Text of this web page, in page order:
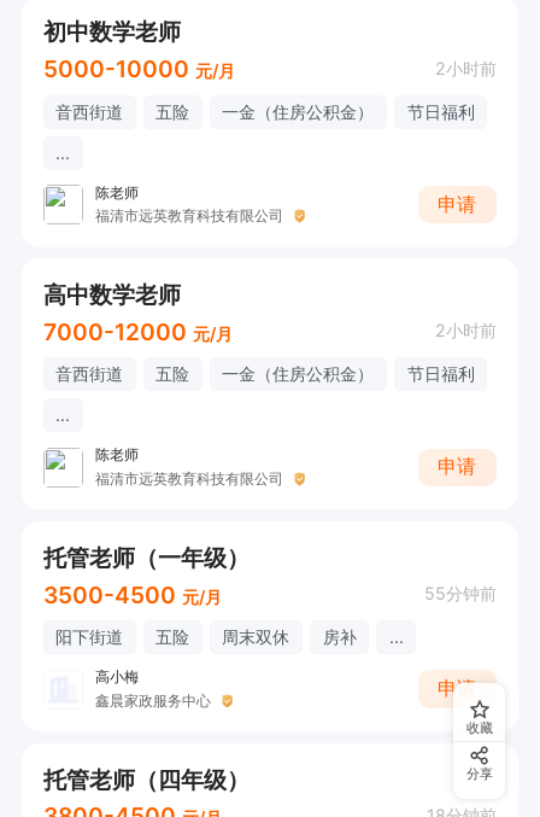
初中数学老师
5000-10000 元/月 2小时前
音西街道 五险 一金（住房公积金）
节日福利
...
陈老师
福清市远英教育科技有限公司
申请
高中数学老师
7000-12000 元/月 2小时前
音西街道 五险 一金（住房公积金）
节日福利
...
陈老师
福清市远英教育科技有限公司
申请
托管老师（一年级）
3500-4500 元/月 55分钟前
阳下街道 五险 周末双休 房补 ...
高小梅
鑫晨家政服务中心
申请
托管老师（四年级）
收藏
分享